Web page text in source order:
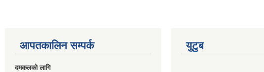
आपतकालिन सम्पर्क
दमकलकाे लागि
युटुब